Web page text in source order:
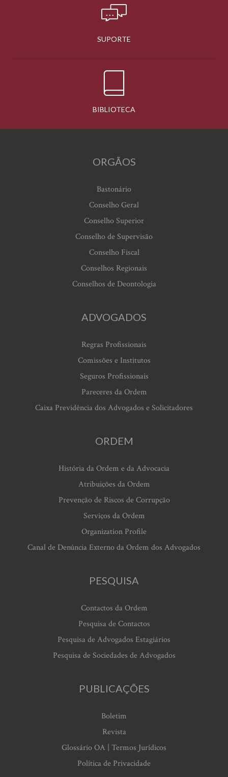
SUPORTE
BIBLIOTECA
ORGÃOS
Bastonário
Conselho Geral
Conselho Superior
Conselho de Supervisão
Conselho Fiscal
Conselhos Regionais
Conselhos de Deontologia
ADVOGADOS
Regras Profissionais
Comissões e Institutos
Seguros Profissionais
Pareceres da Ordem
Caixa Previdência dos Advogados e Solicitadores
ORDEM
História da Ordem e da Advocacia
Atribuições da Ordem
Prevenção de Riscos de Corrupção
Serviços da Ordem
Organization Profile
Canal de Denúncia Externo da Ordem dos Advogados
PESQUISA
Contactos da Ordem
Pesquisa de Contactos
Pesquisa de Advogados Estagiários
Pesquisa de Sociedades de Advogados
PUBLICAÇÕES
Boletim
Revista
Glossário OA | Termos Jurídicos
Política de Privacidade